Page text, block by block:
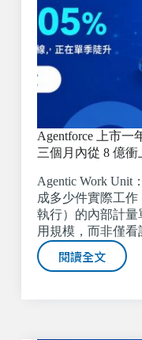
Agentforce 上市一
三個月內從 8 億衝
Agentic Work Unit
成多少件實際工
執行）的內部計量
用規模，而非僅看
閱讀全文